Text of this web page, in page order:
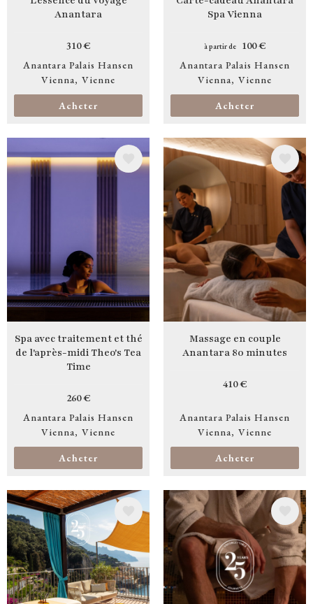
Anantara
310 €
Anantara Palais Hansen
Vienna
Vienne
Acheter
Spa Vienna
à partir de
100 €
Anantara Palais Hansen
Vienna
Vienne
Acheter
Image
Spa avec traitement et thé
de l'après-midi Theo's Tea
Time
260 €
Anantara Palais Hansen
Vienna
Vienne
Acheter
Image
Massage en couple
Anantara 80 minutes
410 €
Anantara Palais Hansen
Vienna
Vienne
Acheter
Image Image